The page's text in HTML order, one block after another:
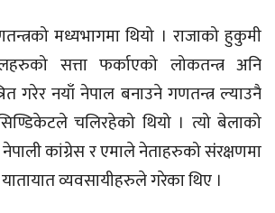
मध्यभागमा थियो । राजाको हुकुमी
सत्ता फर्काएको लोकतन्त्र अनि
गरेर नयाँ नेपाल बनाउने गणतन्त्र ल्याउनै
चलिरहेको थियो । त्यो बेलाको
कांग्रेस र एमाले नेताहरुको संंरक्षणमा
यातायात व्यवसायीहरुले गरेका थिए ।